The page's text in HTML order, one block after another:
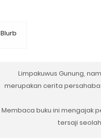
Blurb
Limpakuwus Gunung,
merupakan cerita
Membaca buku ini mengajak
tersaji